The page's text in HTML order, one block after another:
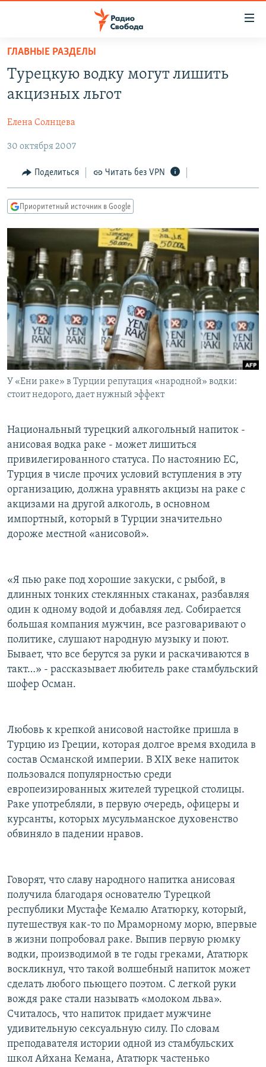
упрощенного
доступа
основному
Вернутся
главной
навигации
Вернутся
ПОДКАСТЫ
ЦИТАТЫ СВОБОДЫ
МНЕНИЯ
КУЛЬТУРА
IDEL.РЕАЛИИ
КАВКАЗ.РЕАЛИИ
СИБИРЬ.РЕАЛИИ
РАСПИСАНИЕ ВЕЩАНИЯ
ПОДПИШИТЕСЬ НА РАССЫЛКУ
СОЦИАЛЬНЫЕ СЕТИ
ГЛАВНЫЕ РАЗДЕЛЫ
Турецкую водку могут лишить
акцизных льгот
Елена Солнцева
30 октября 2007
Поделиться Читать без VPN
Приоритетный источник в Google
У «Ени раке» в Турции репутация «народной» водки:
стоит недорого, дает нужный эффект
Национальный турецкий алкогольный напиток -
анисовая водка раке - может лишиться
привилегированного статуса. По настоянию ЕС,
Турция в числе прочих условий вступления в эту
организацию, должна уравнять акцизы на раке с
акцизами на другой алкоголь, в основном
импортный, который в Турции значительно
дороже местной «анисовой».
«Я пью раке под хорошие закуски, с рыбой, в
длинных тонких стеклянных стаканах, разбавляя
один к одному водой и добавляя лед. Собирается
большая компания мужчин, все разговаривают о
политике, слушают народную музыку и поют.
Бывает, что все берутся за руки и раскачиваются в
такт…» - рассказывает любитель раке стамбульский
шофер Осман.
Любовь к крепкой анисовой настойке пришла в
Турцию из Греции, которая долгое время входила в
состав Османской империи. В XIX веке напиток
пользовался популярностью среди
европеизированных жителей турецкой столицы.
Раке употребляли, в первую очередь, офицеры и
курсанты, которых мусульманское духовенство
обвиняло в падении нравов.
Говорят, что славу народного напитка анисовая
получила благодаря основателю Турецкой
республики Мустафе Кемалю Ататюрку, который,
путешествуя как-то по Мраморному морю, впервые
в жизни попробовал раке. Выпив первую рюмку
водки, производимой в те годы греками, Ататюрк
воскликнул, что такой волшебный напиток может
сделать любого пьющего поэтом. С легкой руки
вождя раке стали называть «молоком льва».
Считалось, что напиток придает мужчине
удивительную сексуальную силу. По словам
преподавателя истории одной из стамбульских
школ Айхана Кемана, Ататюрк частенько